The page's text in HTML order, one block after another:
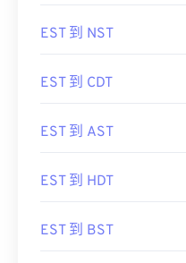
EST 到 NST
EST 到 CDT
EST 到 AST
EST 到 HDT
EST 到 BST